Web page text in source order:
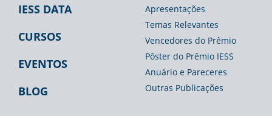
IESS DATA
CURSOS
EVENTOS
BLOG
Apresentações
Temas Relevantes
Vencedores do Prêmio
Pôster do Prêmio IESS
Anuário e Pareceres
Outras Publicações